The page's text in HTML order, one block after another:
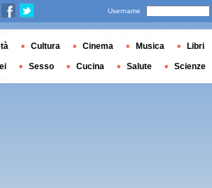
Username
Cultura Cinema Musica Libri
Sesso Cucina Salute Scienze